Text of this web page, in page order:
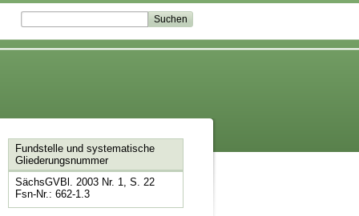
Fundstelle und systematische
Gliederungsnummer
SächsGVBl. 2003 Nr. 1, S. 22
Fsn-Nr.: 662-1.3